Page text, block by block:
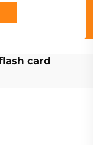
card